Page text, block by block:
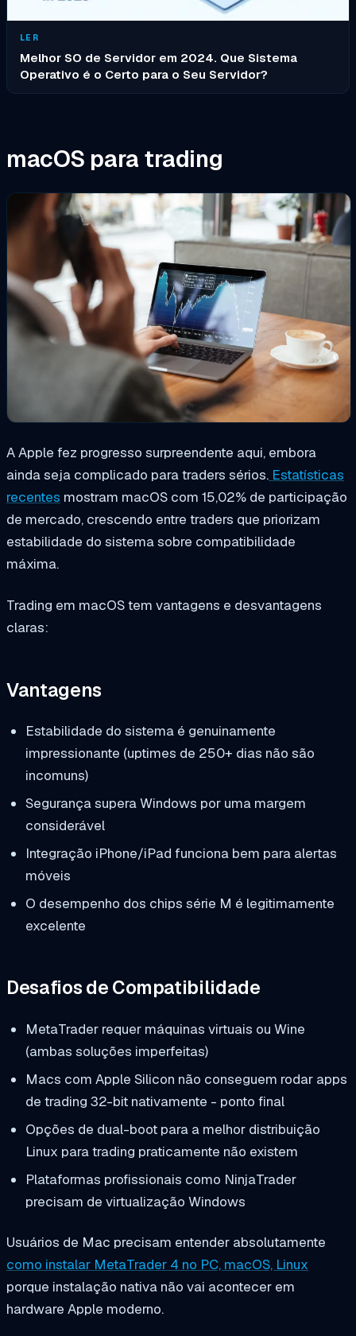
LER
Melhor SO de Servidor em 2024. Que Sistema
Operativo é o Certo para o Seu Servidor?
macOS para trading
A Apple fez progresso surpreendente aqui, embora
ainda seja complicado para traders sérios. Estatísticas
recentes mostram macOS com 15,02% de participação
de mercado, crescendo entre traders que priorizam
estabilidade do sistema sobre compatibilidade
máxima.
Trading em macOS tem vantagens e desvantagens
claras:
Vantagens
Estabilidade do sistema é genuinamente
impressionante (uptimes de 250+ dias não são
incomuns)
Segurança supera Windows por uma margem
considerável
Integração iPhone/iPad funciona bem para alertas
móveis
O desempenho dos chips série M é legitimamente
excelente
Desafios de Compatibilidade
MetaTrader requer máquinas virtuais ou Wine
(ambas soluções imperfeitas)
Macs com Apple Silicon não conseguem rodar apps
de trading 32-bit nativamente - ponto final
Opções de dual-boot para a melhor distribuição
Linux para trading praticamente não existem
Plataformas profissionais como NinjaTrader
precisam de virtualização Windows
Usuários de Mac precisam entender absolutamente
como instalar MetaTrader 4 no PC, macOS, Linux
porque instalação nativa não vai acontecer em
hardware Apple moderno.